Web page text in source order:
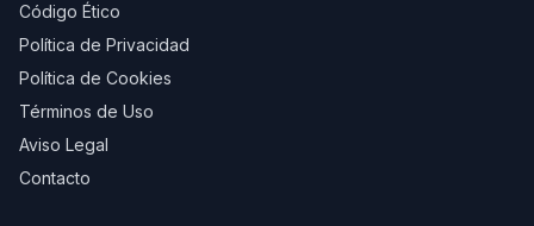
Código Ético
Política de Privacidad
Política de Cookies
Términos de Uso
Aviso Legal
Contacto